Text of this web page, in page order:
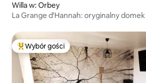
Willa w: Orbey
La Grange d'Hannah: oryginalny
Najpopularniejsze z kategorii Wybór
Wybór gości